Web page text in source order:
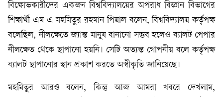
বিক্ষোভকারীদের একজন বিশ্ববিদ্যালয়ের অপরাধ বিজ্ঞান বিভাগের
শিক্ষার্থী এম এ মহমিতুর রহমান পিয়াল বলেন, বিশ্ববিদ্যালয় কর্তৃপক্ষ
বলেছিল, নীলক্ষেতে জ্যান্ত মানুষ বানানো সম্ভব হলেও ব্যালট পেপার
নীলক্ষেত থেকে ছাপানো হয়নি। সেটি অত্যন্ত গোপনীয় বলে কর্তৃপক্ষ
ব্যালট ছাপানোর স্থান প্রকাশ করতে অস্বীকৃতি জানিয়েছে।
মহমিতুর আরও বলেন, কিন্তু আজ আমরা খবরে দেখলাম,